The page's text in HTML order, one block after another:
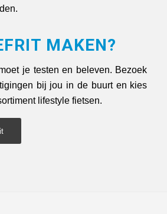
MAKEN?
je testen en beleven. Bezoek
bij jou in de buurt en kies
lifestyle fietsen.